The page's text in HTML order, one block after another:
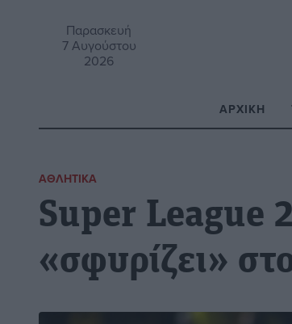
Παρασκευή
7 Αυγούστου
2026
ΑΡΧΙΚΉ
ΑΘΛΗΤΙΚΆ
Super League
«σφυρίζει»